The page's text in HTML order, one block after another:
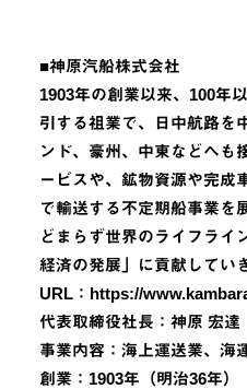
■神原汽船株式会社
1903年の創業以来、100年
引する祖業で、日中航路を
ンド、豪州、中東などへも
ービスや、鉱物資源や完成
で輸送する不定期船事業を
どまらず世界のライフライ
経済の発展」に貢献してい
URL：https://
代表取締役社長：神原 宏達
事業内容：海上運送業、海
創業：1903年（明治36年）